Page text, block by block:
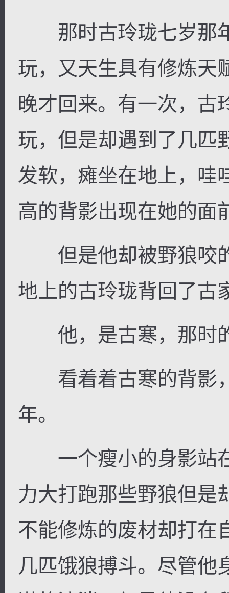
那时古玲珑七岁那
玩，又天生具有修炼天
晚才回来。有一次，古
玩，但是却遇到了几匹
发软，瘫坐在地上，哇
高的背影出现在她的面
但是他却被野狼咬
地上的古玲珑背回了古
他，是古寒，那时
看着着古寒的背影
年。
一个瘦小的身影站
力大打跑那些野狼但是
不能修炼的废材却打在
几匹饿狼搏斗。尽管他